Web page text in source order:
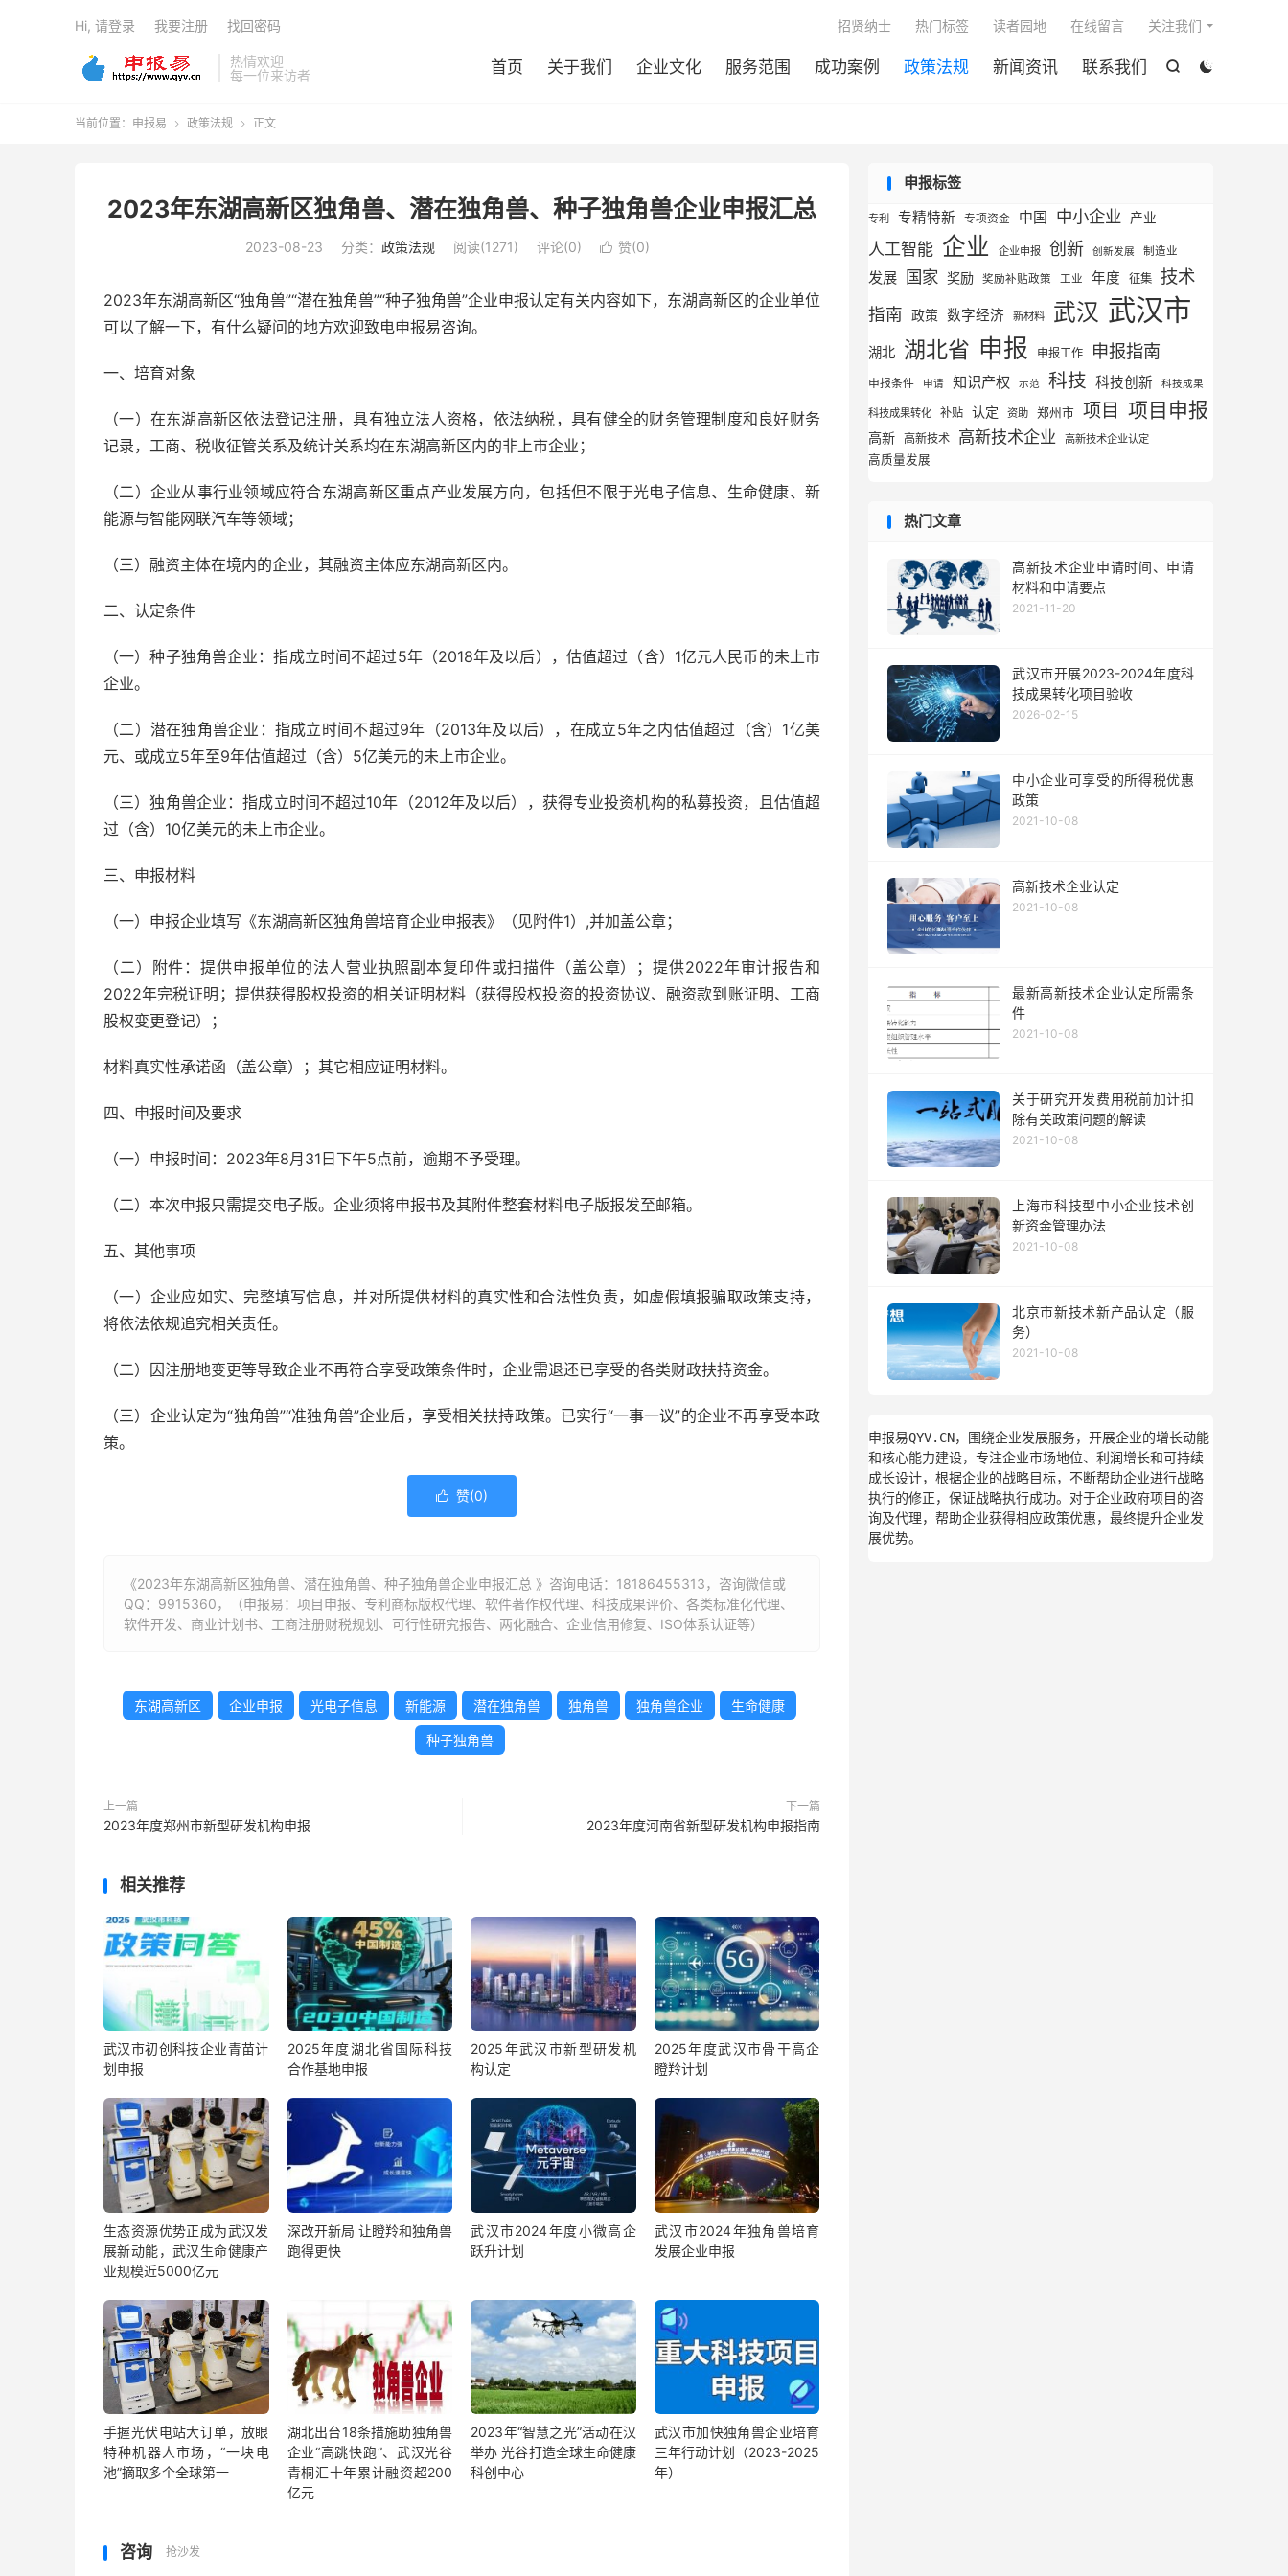
热情欢迎
每一位来访者


首页 关于我们 企业文化 服务范围 成功案例 政策法规 新闻资讯 联系我们
招贤纳士 热门标签 读者园地 在线留言 关注我们
Hi, 请登录 我要注册 找回密码
当前位置： 申报易  政策法规  正文
2023年东湖高新区独角兽、潜在独角兽、种子独角兽企业申报汇总
2023-08-23 分类： 政策法规 阅读(1271) 评论(0)  赞(0)
2023年东湖高新区“独角兽”“潜在独角兽”“种子独角兽”企业申报认定有关内容如下，东湖高新区的企业单位
可以了解一下，有什么疑问的地方欢迎致电申报易咨询。
一、培育对象
（一）在东湖高新区依法登记注册，具有独立法人资格，依法纳税，具有健全的财务管理制度和良好财务
记录，工商、税收征管关系及统计关系均在东湖高新区内的非上市企业；
（二）企业从事行业领域应符合东湖高新区重点产业发展方向，包括但不限于光电子信息、生命健康、新
能源与智能网联汽车等领域；
（三）融资主体在境内的企业，其融资主体应东湖高新区内。
二、认定条件
（一）种子独角兽企业：指成立时间不超过5年（2018年及以后），估值超过（含）1亿元人民币的未上市
企业。
（二）潜在独角兽企业：指成立时间不超过9年（2013年及以后），在成立5年之内估值超过（含）1亿美
元、或成立5年至9年估值超过（含）5亿美元的未上市企业。
（三）独角兽企业：指成立时间不超过10年（2012年及以后），获得专业投资机构的私募投资，且估值超
过（含）10亿美元的未上市企业。
三、申报材料
（一）申报企业填写《东湖高新区独角兽培育企业申报表》（见附件1）,并加盖公章；
（二）附件：提供申报单位的法人营业执照副本复印件或扫描件（盖公章）；提供2022年审计报告和
2022年完税证明；提供获得股权投资的相关证明材料（获得股权投资的投资协议、融资款到账证明、工商
股权变更登记）；
材料真实性承诺函（盖公章）；其它相应证明材料。
四、申报时间及要求
（一）申报时间：2023年8月31日下午5点前，逾期不予受理。
（二）本次申报只需提交电子版。企业须将申报书及其附件整套材料电子版报发至邮箱。
五、其他事项
（一）企业应如实、完整填写信息，并对所提供材料的真实性和合法性负责，如虚假填报骗取政策支持，
将依法依规追究相关责任。
（二）因注册地变更等导致企业不再符合享受政策条件时，企业需退还已享受的各类财政扶持资金。
（三）企业认定为“独角兽”“准独角兽”企业后，享受相关扶持政策。已实行“一事一议”的企业不再享受本政
策。
 赞(0)
《2023年东湖高新区独角兽、潜在独角兽、种子独角兽企业申报汇总 》咨询电话： 18186455313，咨询微信或
QQ：9915360，（申报易：项目申报、专利商标版权代理、软件著作权代理、科技成果评价、各类标准化代理、
软件开发、商业计划书、工商注册财税规划、可行性研究报告、两化融合、企业信用修复、ISO体系认证等）
东湖高新区 企业申报 光电子信息 新能源 潜在独角兽 独角兽 独角兽企业 生命健康
种子独角兽
上一篇
2023年度郑州市新型研发机构申报
下一篇
2023年度河南省新型研发机构申报指南
相关推荐
武汉市初创科技企业青苗计
划申报
2025年度湖北省国际科技
合作基地申报
2025年武汉市新型研发机
构认定
2025年度武汉市骨干高企
瞪羚计划
生态资源优势正成为武汉发
展新动能，武汉生命健康产
业规模近5000亿元
深改开新局 让瞪羚和独角兽
跑得更快
武汉市2024年度小微高企
跃升计划
武汉市2024年独角兽培育
发展企业申报
手握光伏电站大订单，放眼
特种机器人市场，“一块电
池”摘取多个全球第一
湖北出台18条措施助独角兽
企业“高跳快跑”、武汉光谷
青桐汇十年累计融资超200
亿元
2023年“智慧之光”活动在汉
举办 光谷打造全球生命健康
科创中心
武汉市加快独角兽企业培育
三年行动计划（2023-2025
年）
咨询 抢沙发
申报标签
专利 专精特新 专项资金 中国 中小企业 产业
人工智能 企业 企业申报 创新 创新发展 制造业
发展 国家 奖励 奖励补贴政策 工业 年度 征集 技术
指南 政策 数字经济 新材料 武汉 武汉市
湖北 湖北省 申报 申报工作 申报指南
申报条件 申请 知识产权 示范 科技 科技创新 科技成果
科技成果转化 补贴 认定 资助 郑州市 项目 项目申报
高新 高新技术 高新技术企业 高新技术企业认定
高质量发展
热门文章
高新技术企业申请时间、申请
材料和申请要点
2021-11-20
武汉市开展2023-2024年度科
技成果转化项目验收
2026-02-15
中小企业可享受的所得税优惠
政策
2021-10-08
高新技术企业认定
2021-10-08
最新高新技术企业认定所需条
件
2021-10-08
关于研究开发费用税前加计扣
除有关政策问题的解读
2021-10-08
上海市科技型中小企业技术创
新资金管理办法
2021-10-08
北京市新技术新产品认定（服
务）
2021-10-08
申报易QYV.CN，围绕企业发展服务，开展企业的增长动能
和核心能力建设，专注企业市场地位、利润增长和可持续
成长设计，根据企业的战略目标，不断帮助企业进行战略
执行的修正，保证战略执行成功。对于企业政府项目的咨
询及代理，帮助企业获得相应政策优惠，最终提升企业发
展优势。